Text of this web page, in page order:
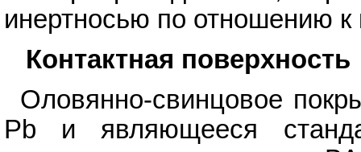
инертносью по отношению к
Контактная поверхность
Оловянно-свинцовое
Pb и являющееся